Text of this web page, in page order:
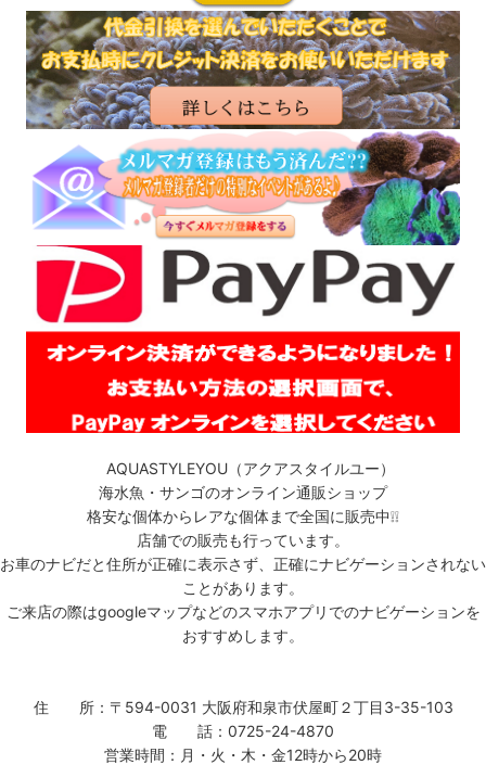
AQUASTYLEYOU（アクアスタイルユー）
海水魚・サンゴのオンライン通販ショップ
格安な個体からレアな個体まで全国に販売中❕❕
店舗での販売も行っています。
お車のナビだと住所が正確に表示さず、正確にナビゲーションされない
ことがあります。
ご来店の際はgoogleマップなどのスマホアプリでのナビゲーションを
おすすめします。
住 所：〒594-0031 大阪府和泉市伏屋町２丁目3-35-103
電 話：0725-24-4870
営業時間：月・火・木・金12時から20時